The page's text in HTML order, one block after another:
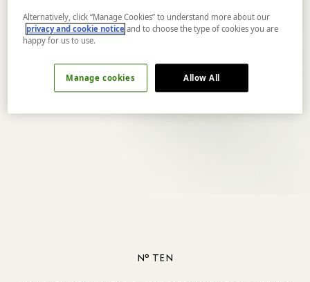
Nº TEN
Alternatively, click “Manage Cookies” to understand more about our
privacy and cookie notice and to choose the type of cookies you are
happy for us to use.
Allow All
Manage cookies